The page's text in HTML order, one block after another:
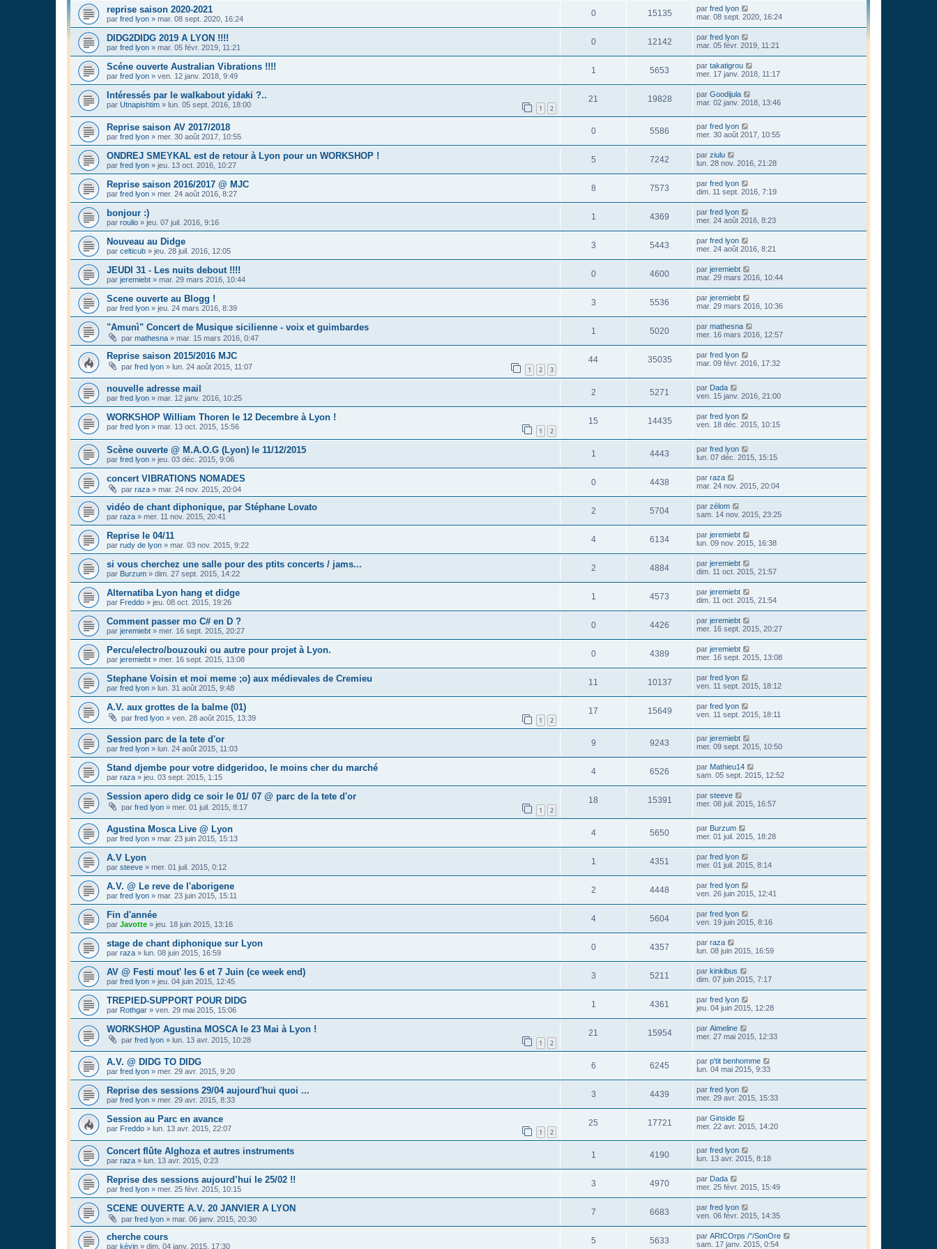
reprise saison 2020-2021
par fred lyon » mar. 08 sept. 2020, 16:24
0 15135 par fred lyon
mar. 08 sept. 2020, 16:24
DIDG2DIDG 2019 A LYON !!!!
par fred lyon » mar. 05 févr. 2019, 11:21
0 12142 par fred lyon
mar. 05 févr. 2019, 11:21
Scéne ouverte Australian Vibrations !!!!
par fred lyon » ven. 12 janv. 2018, 9:49
1 5653 par takatigrou
mer. 17 janv. 2018, 11:17
Intéressés par le walkabout yidaki ?..
par Utnapishtim » lun. 05 sept. 2016, 18:00 1 2
21 19828 par Goodijula
mar. 02 janv. 2018, 13:46
Reprise saison AV 2017/2018
par fred lyon » mer. 30 août 2017, 10:55
0 5586 par fred lyon
mer. 30 août 2017, 10:55
ONDREJ SMEYKAL est de retour à Lyon pour un WORKSHOP !
par fred lyon » jeu. 13 oct. 2016, 10:27
5 7242 par ziulu
lun. 28 nov. 2016, 21:28
Reprise saison 2016/2017 @ MJC
par fred lyon » mer. 24 août 2016, 8:27
8 7573 par fred lyon
dim. 11 sept. 2016, 7:19
bonjour :)
par roulio » jeu. 07 juil. 2016, 9:16
1 4369 par fred lyon
mer. 24 août 2016, 8:23
Nouveau au Didge
par celticub » jeu. 28 juil. 2016, 12:05
3 5443 par fred lyon
mer. 24 août 2016, 8:21
JEUDI 31 - Les nuits debout !!!!
par jeremiebt » mar. 29 mars 2016, 10:44
0 4600 par jeremiebt
mar. 29 mars 2016, 10:44
Scene ouverte au Blogg !
par fred lyon » jeu. 24 mars 2016, 8:39
3 5536 par jeremiebt
mar. 29 mars 2016, 10:36
"Amunì" Concert de Musique sicilienne - voix et guimbardes
par mathesna » mar. 15 mars 2016, 0:47
1 5020 par mathesna
mer. 16 mars 2016, 12:57
Reprise saison 2015/2016 MJC
par fred lyon » lun. 24 août 2015, 11:07 1 2 3
44 35035 par fred lyon
mar. 09 févr. 2016, 17:32
nouvelle adresse mail
par fred lyon » mar. 12 janv. 2016, 10:25
2 5271 par Dada
ven. 15 janv. 2016, 21:00
WORKSHOP William Thoren le 12 Decembre à Lyon !
par fred lyon » mar. 13 oct. 2015, 15:56 1 2
15 14435 par fred lyon
ven. 18 déc. 2015, 10:15
Scène ouverte @ M.A.O.G (Lyon) le 11/12/2015
par fred lyon » jeu. 03 déc. 2015, 9:06
1 4443 par fred lyon
lun. 07 déc. 2015, 15:15
concert VIBRATIONS NOMADES
par raza » mar. 24 nov. 2015, 20:04
0 4438 par raza
mar. 24 nov. 2015, 20:04
vidéo de chant diphonique, par Stéphane Lovato
par raza » mer. 11 nov. 2015, 20:41
2 5704 par zélom
sam. 14 nov. 2015, 23:25
Reprise le 04/11
par rudy de lyon » mar. 03 nov. 2015, 9:22
4 6134 par jeremiebt
lun. 09 nov. 2015, 16:38
si vous cherchez une salle pour des ptits concerts / jams...
par Burzum » dim. 27 sept. 2015, 14:22
2 4884 par jeremiebt
dim. 11 oct. 2015, 21:57
Alternatiba Lyon hang et didge
par Freddo » jeu. 08 oct. 2015, 19:26
1 4573 par jeremiebt
dim. 11 oct. 2015, 21:54
Comment passer mo C# en D ?
par jeremiebt » mer. 16 sept. 2015, 20:27
0 4426 par jeremiebt
mer. 16 sept. 2015, 20:27
Percu/electro/bouzouki ou autre pour projet à Lyon.
par jeremiebt » mer. 16 sept. 2015, 13:08
0 4389 par jeremiebt
mer. 16 sept. 2015, 13:08
Stephane Voisin et moi meme ;o) aux médievales de Cremieu
par fred lyon » lun. 31 août 2015, 9:48
11 10137 par fred lyon
ven. 11 sept. 2015, 18:12
A.V. aux grottes de la balme (01)
par fred lyon » ven. 28 août 2015, 13:39 1 2
17 15649 par fred lyon
ven. 11 sept. 2015, 18:11
Session parc de la tete d'or
par fred lyon » lun. 24 août 2015, 11:03
9 9243 par jeremiebt
mer. 09 sept. 2015, 10:50
Stand djembe pour votre didgeridoo, le moins cher du marché
par raza » jeu. 03 sept. 2015, 1:15
4 6526 par Mathieu14
sam. 05 sept. 2015, 12:52
Session apero didg ce soir le 01/ 07 @ parc de la tete d'or
par fred lyon » mer. 01 juil. 2015, 8:17 1 2
18 15391 par steeve
mer. 08 juil. 2015, 16:57
Agustina Mosca Live @ Lyon
par fred lyon » mar. 23 juin 2015, 15:13
4 5650 par Burzum
mer. 01 juil. 2015, 18:28
A.V Lyon
par steeve » mer. 01 juil. 2015, 0:12
1 4351 par fred lyon
mer. 01 juil. 2015, 8:14
A.V. @ Le reve de l'aborigene
par fred lyon » mar. 23 juin 2015, 15:11
2 4448 par fred lyon
ven. 26 juin 2015, 12:41
Fin d'année
par Javotte » jeu. 18 juin 2015, 13:16
4 5604 par fred lyon
ven. 19 juin 2015, 8:16
stage de chant diphonique sur Lyon
par raza » lun. 08 juin 2015, 16:59
0 4357 par raza
lun. 08 juin 2015, 16:59
AV @ Festi mout' les 6 et 7 Juin (ce week end)
par fred lyon » jeu. 04 juin 2015, 12:45
3 5211 par kinkibus
dim. 07 juin 2015, 7:17
TREPIED-SUPPORT POUR DIDG
par Rothgar » ven. 29 mai 2015, 15:06
1 4361 par fred lyon
jeu. 04 juin 2015, 12:28
WORKSHOP Agustina MOSCA le 23 Mai à Lyon !
par fred lyon » lun. 13 avr. 2015, 10:28 1 2
21 15954 par Aimeline
mer. 27 mai 2015, 12:33
A.V. @ DIDG TO DIDG
par fred lyon » mer. 29 avr. 2015, 9:20
6 6245 par p'tit benhomme
lun. 04 mai 2015, 9:33
Reprise des sessions 29/04 aujourd'hui quoi ...
par fred lyon » mer. 29 avr. 2015, 8:33
3 4439 par fred lyon
mer. 29 avr. 2015, 15:33
Session au Parc en avance
par Freddo » lun. 13 avr. 2015, 22:07 1 2
25 17721 par Ginside
mer. 22 avr. 2015, 14:20
Concert flûte Alghoza et autres instruments
par raza » lun. 13 avr. 2015, 0:23
1 4190 par fred lyon
lun. 13 avr. 2015, 8:18
Reprise des sessions aujourd’hui le 25/02 !!
par fred lyon » mer. 25 févr. 2015, 10:15
3 4970 par Dada
mer. 25 févr. 2015, 15:49
SCENE OUVERTE A.V. 20 JANVIER A LYON
par fred lyon » mar. 06 janv. 2015, 20:30
7 6683 par fred lyon
ven. 06 févr. 2015, 14:35
cherche cours
par kévin » dim. 04 janv. 2015, 17:30
5 5633 par ARtCOrps /°/SonOre
sam. 17 janv. 2015, 0:54